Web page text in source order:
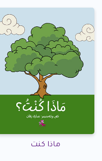
ماذا كنت